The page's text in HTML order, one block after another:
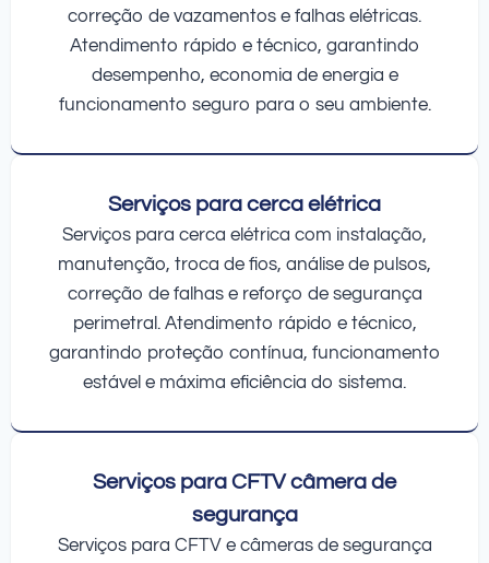
correção de vazamentos e falhas elétricas.
Atendimento rápido e técnico, garantindo
desempenho, economia de energia e
funcionamento seguro para o seu ambiente.
Serviços para cerca elétrica
Serviços para cerca elétrica com instalação,
manutenção, troca de fios, análise de pulsos,
correção de falhas e reforço de segurança
perimetral. Atendimento rápido e técnico,
garantindo proteção contínua, funcionamento
estável e máxima eficiência do sistema.
Serviços para CFTV câmera de
segurança
Serviços para CFTV e câmeras de segurança